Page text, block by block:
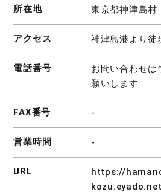
所在地 東京都神津島村
アクセス 神津島港より徒
電話番号
お問い合わせは
願いします
FAX番号 -
営業時間 -
URL
https://